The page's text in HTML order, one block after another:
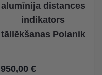
alumīnija distances
indikators
tāllēkšanas Polanik
950,00 €